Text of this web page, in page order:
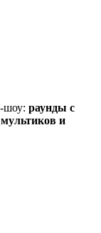
шоу: раунды с
и